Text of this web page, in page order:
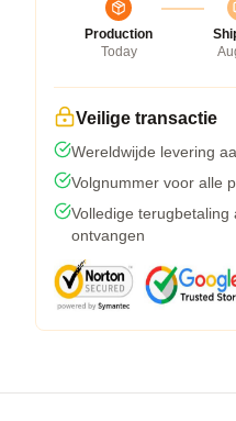
Production
Today
Veilige transactie
Wereldwijde levering
Volgnummer voor alle
Volledige
ontvangen